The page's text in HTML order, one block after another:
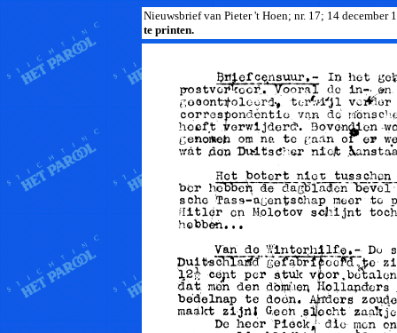
Nieuwsbrief van Pieter 't Hoen; nr. 17; 14 december
te printen.